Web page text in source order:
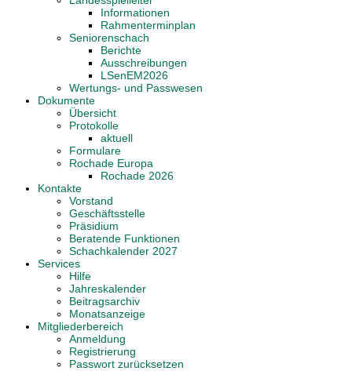
Informationen
Rahmenterminplan
Seniorenschach
Berichte
Ausschreibungen
LSenEM2026
Wertungs- und Passwesen
Dokumente
Übersicht
Protokolle
aktuell
Formulare
Rochade Europa
Rochade 2026
Kontakte
Vorstand
Geschäftsstelle
Präsidium
Beratende Funktionen
Schachkalender 2027
Services
Hilfe
Jahreskalender
Beitragsarchiv
Monatsanzeige
Mitgliederbereich
Anmeldung
Registrierung
Passwort zurücksetzen